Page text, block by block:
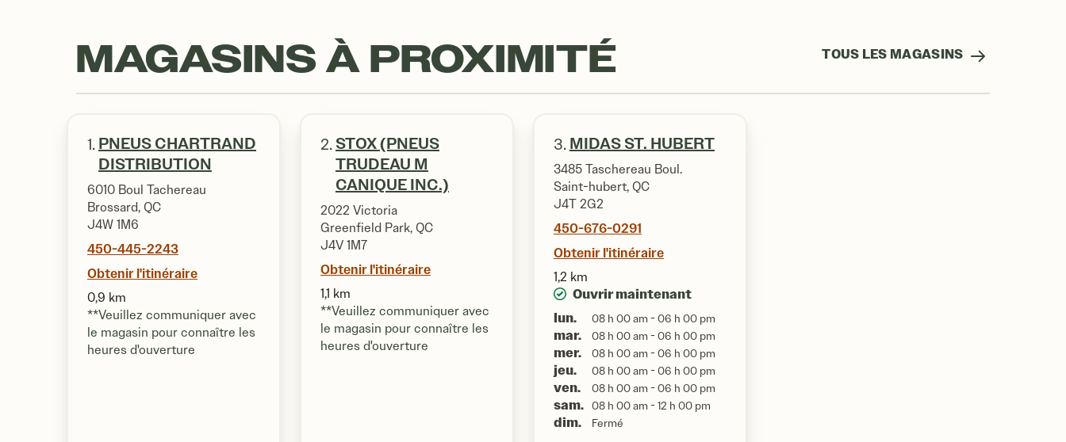
MAGASINS À PROXIMITÉ TOUS LES MAGASINS
1. PNEUS CHARTRAND
DISTRIBUTION
6010 Boul Tachereau
Brossard, QC
J4W 1M6
450-445-2243
Obtenir l'itinéraire
0,9 km
**Veuillez communiquer avec
le magasin pour connaître les
heures d'ouverture
2. STOX (PNEUS
TRUDEAU M
CANIQUE INC.)
2022 Victoria
Greenfield Park, QC
J4V 1M7
Obtenir l'itinéraire
1,1 km
**Veuillez communiquer avec
le magasin pour connaître les
heures d'ouverture
3. MIDAS ST. HUBERT
3485 Taschereau Boul.
Saint-hubert, QC
J4T 2G2
450-676-0291
Obtenir l'itinéraire
1,2 km
Ouvrir maintenant
lun.
08 h 00 am - 06 h 00 pm
mar. 08 h 00 am - 06 h 00 pm
mer. 08 h 00 am - 06 h 00 pm
jeu. 08 h 00 am - 06 h 00 pm
ven. 08 h 00 am - 06 h 00 pm
sam. 08 h 00 am - 12 h 00 pm
dim. Fermé